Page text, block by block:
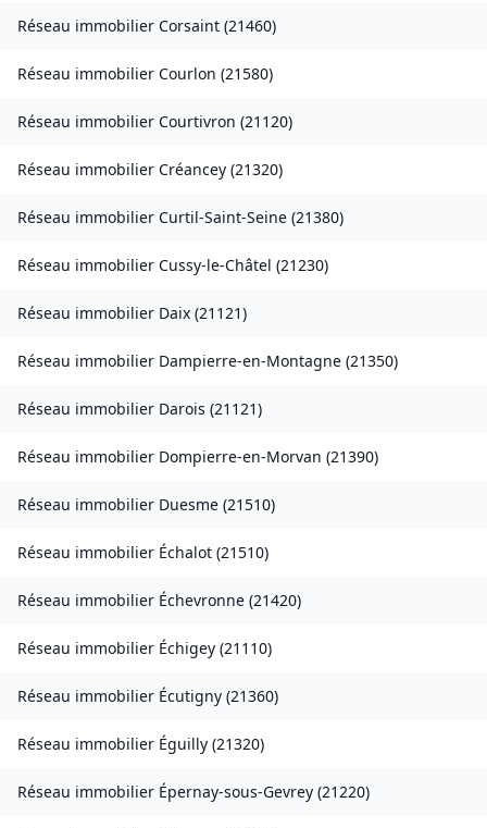
Réseau immobilier Corsaint (21460)
Réseau immobilier Courlon (21580)
Réseau immobilier Courtivron (21120)
Réseau immobilier Créancey (21320)
Réseau immobilier Curtil-Saint-Seine (21380)
Réseau immobilier Cussy-le-Châtel (21230)
Réseau immobilier Daix (21121)
Réseau immobilier Dampierre-en-Montagne (21350)
Réseau immobilier Darois (21121)
Réseau immobilier Dompierre-en-Morvan (21390)
Réseau immobilier Duesme (21510)
Réseau immobilier Échalot (21510)
Réseau immobilier Échevronne (21420)
Réseau immobilier Échigey (21110)
Réseau immobilier Écutigny (21360)
Réseau immobilier Éguilly (21320)
Réseau immobilier Épernay-sous-Gevrey (21220)